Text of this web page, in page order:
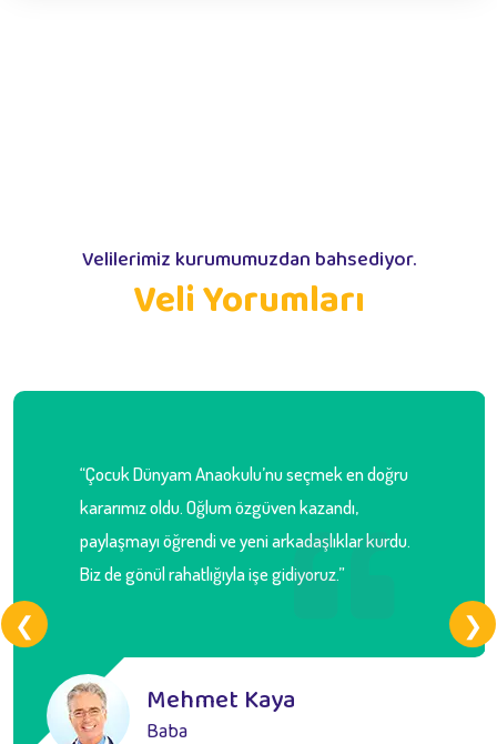
Velilerimiz kurumumuzdan bahsediyor.
Veli Yorumları
“Çocuk Dünyam Anaokulu’nu seçmek en doğru
kararımız oldu. Oğlum özgüven kazandı,
paylaşmayı öğrendi ve yeni arkadaşlıklar kurdu.
Biz de gönül rahatlığıyla işe gidiyoruz.”
Mehmet Kaya
Baba
❮ ❯